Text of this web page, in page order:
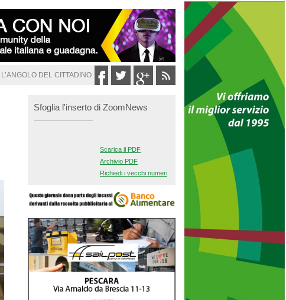
L’ANGOLO DEL CITTADINO
Sfoglia l'inserto di ZoomNews
Scarica il PDF
Archivio PDF
Richiedi i vecchi numeri